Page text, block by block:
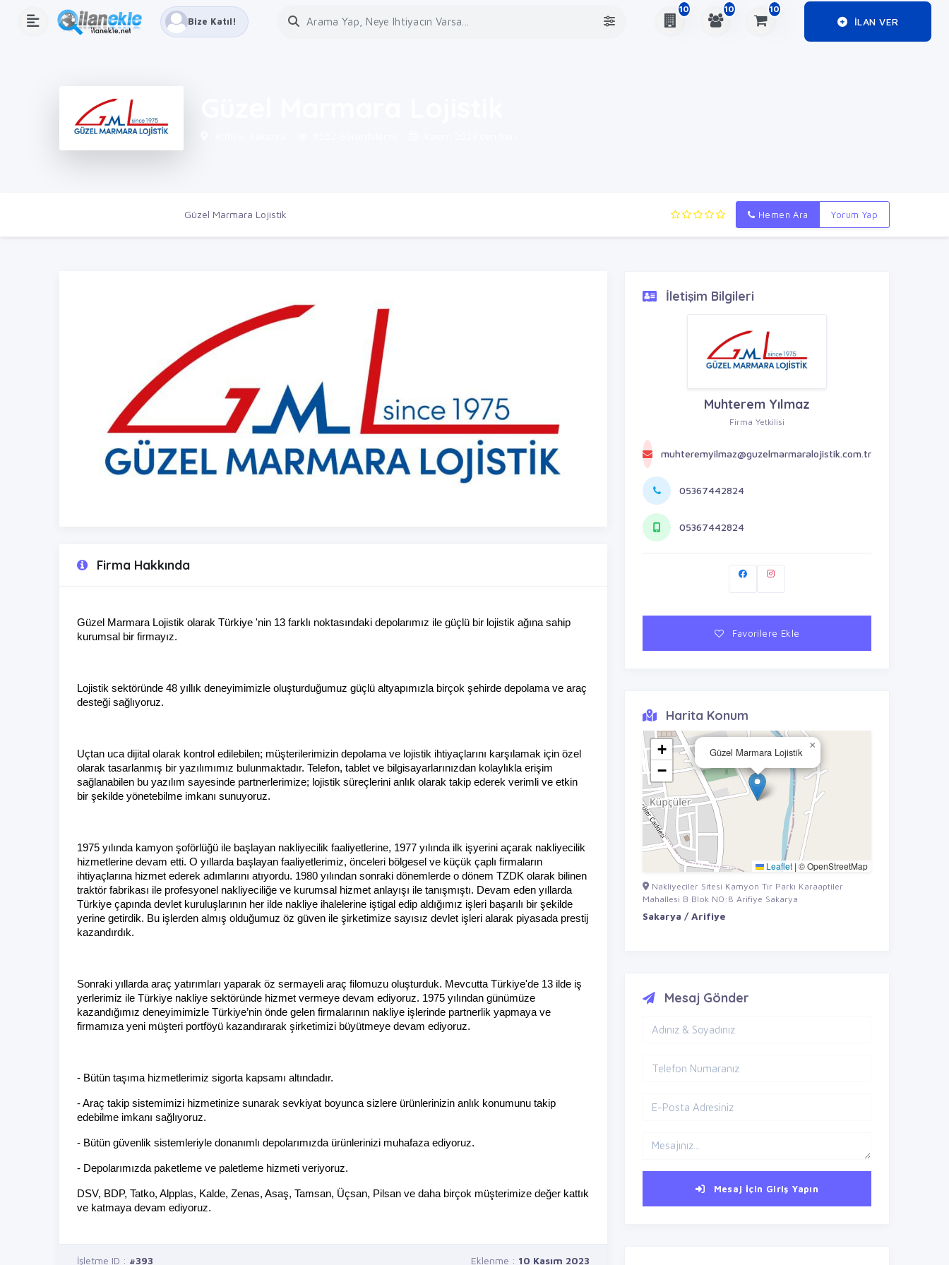
Bize Katıl!
10 10 10
ILAN VER
Güzel Marmara Lojistik Hemen Ara Yorum Yap
Firma Hakkında
Güzel Marmara Lojistik olarak Türkiye 'nin 13 farklı noktasındaki depolarımız ile güçlü bir lojistik ağına sahip
kurumsal bir firmayız.
Lojistik sektöründe 48 yıllık deneyimimizle oluşturduğumuz güçlü altyapımızla birçok şehirde depolama ve araç
desteği sağlıyoruz.
Uçtan uca dijital olarak kontrol edilebilen; müşterilerimizin depolama ve lojistik ihtiyaçlarını karşılamak için özel
olarak tasarlanmış bir yazılımımız bulunmaktadır. Telefon, tablet ve bilgisayarlarınızdan kolaylıkla erişim
sağlanabilen bu yazılım sayesinde partnerlerimize; lojistik süreçlerini anlık olarak takip ederek verimli ve etkin
bir şekilde yönetebilme imkanı sunuyoruz.
1975 yılında kamyon şoförlüğü ile başlayan nakliyecilik faaliyetlerine, 1977 yılında ilk işyerini açarak nakliyecilik
hizmetlerine devam etti. O yıllarda başlayan faaliyetlerimiz, önceleri bölgesel ve küçük çaplı firmaların
ihtiyaçlarına hizmet ederek adımlarını atıyordu. 1980 yılından sonraki dönemlerde o dönem TZDK olarak bilinen
traktör fabrikası ile profesyonel nakliyeciliğe ve kurumsal hizmet anlayışı ile tanışmıştı. Devam eden yıllarda
Türkiye çapında devlet kuruluşlarının her ilde nakliye ihalelerine iştigal edip aldığımız işleri başarılı bir şekilde
yerine getirdik. Bu işlerden almış olduğumuz öz güven ile şirketimize sayısız devlet işleri alarak piyasada prestij
kazandırdık.
Sonraki yıllarda araç yatırımları yaparak öz sermayeli araç filomuzu oluşturduk. Mevcutta Türkiye'de 13 ilde iş
yerlerimiz ile Türkiye nakliye sektöründe hizmet vermeye devam ediyoruz. 1975 yılından günümüze
kazandığımız deneyimimizle Türkiye’nin önde gelen firmalarının nakliye işlerinde partnerlik yapmaya ve
firmamıza yeni müşteri portföyü kazandırarak şirketimizi büyütmeye devam ediyoruz.
- Bütün taşıma hizmetlerimiz sigorta kapsamı altındadır.
- Araç takip sistemimizi hizmetinize sunarak sevkiyat boyunca sizlere ürünlerinizin anlık konumunu takip
edebilme imkanı sağlıyoruz.
- Bütün güvenlik sistemleriyle donanımlı depolarımızda ürünlerinizi muhafaza ediyoruz.
- Depolarımızda paketleme ve paletleme hizmeti veriyoruz.
DSV, BDP, Tatko, Alpplas, Kalde, Zenas, Asaş, Tamsan, Üçsan, Pilsan ve daha birçok müşterimize değer kattık
ve katmaya devam ediyoruz.
İşletme ID : #393 Eklenme : 10 Kasım 2023
İletişim Bilgileri
Muhterem Yılmaz
Firma Yetkilisi
muhteremyilmaz@guzelmarmaralojistik.com.tr
05367442824
05367442824
Favorilere Ekle
Harita Konum
Güzel Marmara Lojistik
×
+
−
Leaflet | © OpenStreetMap
Nakliyeciler Sitesi Kamyon Tır Parkı Karaaptiler
Mahallesi B Blok NO:8 Arifiye Sakarya
Sakarya / Arifiye
Mesaj Gönder
Mesaj İçin Giriş Yapın